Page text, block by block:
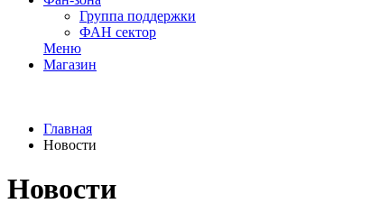
Группа поддержки
ФАН сектор
Меню
Магазин
Главная
Новости
Новости